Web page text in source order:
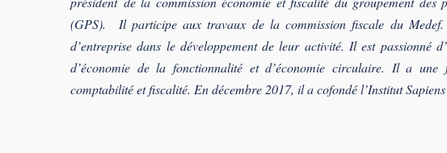
(GPS). Il participe aux travaux de la commission fiscale du Medef.
d’entreprise dans le développement de leur activité. Il est passionné
d’économie de la fonctionnalité et d’économie circulaire. Il a une
comptabilité et fiscalité. En décembre 2017, il a cofondé l’Institut